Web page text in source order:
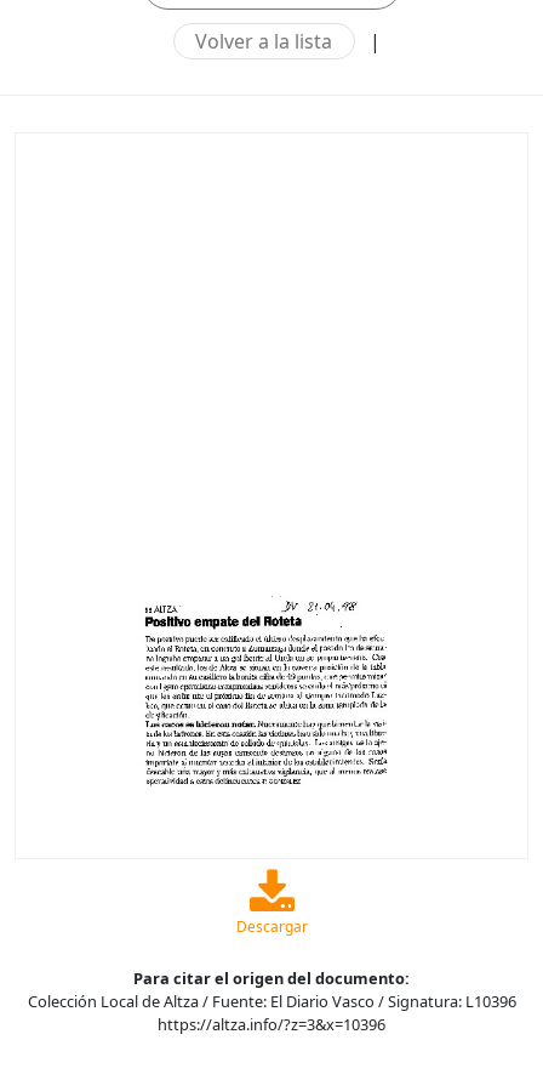
Volver a la lista |
Descargar
Para citar el origen del documento:
Colección Local de Altza / Fuente: El Diario Vasco / Signatura: L10396
https://altza.info/?z=3&x=10396